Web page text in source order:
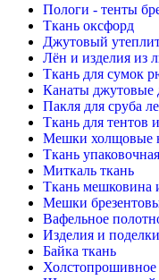
Пологи - тенты
Ткань оксфорд
Джутовый
Лён и изделия из
Ткань для сумок
Канаты джутовые
Пакля для сруба
Ткань для тентов
Мешки холщовые
Ткань
Миткаль ткань
Ткань мешковина
Мешки
Вафельное
Изделия и
Байка ткань